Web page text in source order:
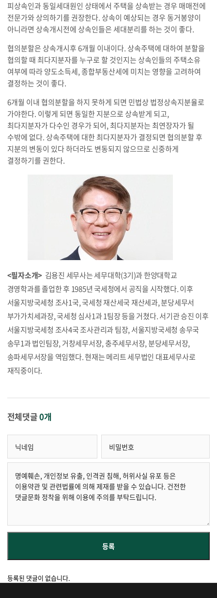
피상속인과 동일세대원인 상태에서 주택을 상속받는 경우 매매전에
전문가와 상의하기를 권장한다. 상속이 예상되는 경우 동거봉양이
아니라면 상속개시전에 상속인들은 세대분리를 하는 것이 좋다.
협의분할은 상속개시후 6개월 이내이다. 상속주택에 대하여 분할을
협의할 때 최다지분자를 누구로 할 것인지는 상속인들의 주택소유
여부에 따라 양도소득세, 종합부동산세에 미치는 영향을 고려하여
결정하는 것이 좋다.
6개월 이내 협의분할을 하지 못하게 되면 민법상 법정상속지분율로
가야한다. 이렇게 되면 동일한 지분으로 상속받게 되고,
최다지분자가 다수인 경우가 되어, 최다지분자는 최연장자가 될
수밖에 없다. 상속주택에 대한 최다지분자가 결정되면 협의분할 후
지분의 변동이 있다 하더라도 변동되지 않으므로 신중하게
결정하기를 권한다.
<필자소개> 김용진 세무사는 세무대학(3기)과 한양대학교
경영학과를 졸업한 후 1985년 국세청에서 공직을 시작했다. 이후
서울지방국세청 조사1국, 국세청 재산세국 재산세과, 분당세무서
부가가치세과장, 국세청 심사1과 1팀장 등을 거쳤다. 서기관 승진 이후
서울지방국세청 조사4국 조사관리과 팀장, 서울지방국세청 송무국
송무1과 법인팀장, 거창세무서장, 충주세무서장, 분당세무서장,
송파세무서장을 역임했다. 현재는 메리트 세무법인 대표세무사로
재직중이다.
전체댓글0개
등록된 댓글이 없습니다.